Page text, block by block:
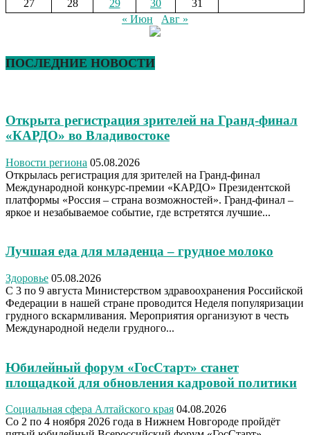
27
28 29 30
31
« Июн
Авг »
ПОСЛЕДНИЕ НОВОСТИ
Открыта регистрация зрителей на Гранд-финал
«КАРДО» во Владивостоке
Новости региона 05.08.2026
Открылась регистрация для зрителей на Гранд-финал
Международной конкурс-премии «КАРДО» Президентской
платформы «Россия – страна возможностей». Гранд-финал –
яркое и незабываемое событие, где встретятся лучшие...
Лучшая еда для младенца – грудное молоко
Здоровье 05.08.2026
С 3 по 9 августа Министерством здравоохранения Российской
Федерации в нашей стране проводится Неделя популяризации
грудного вскармливания. Мероприятия организуют в честь
Международной недели грудного...
Юбилейный форум «ГосСтарт» станет
площадкой для обновления кадровой политики
Социальная сфера Алтайского края 04.08.2026
Со 2 по 4 ноября 2026 года в Нижнем Новгороде пройдёт